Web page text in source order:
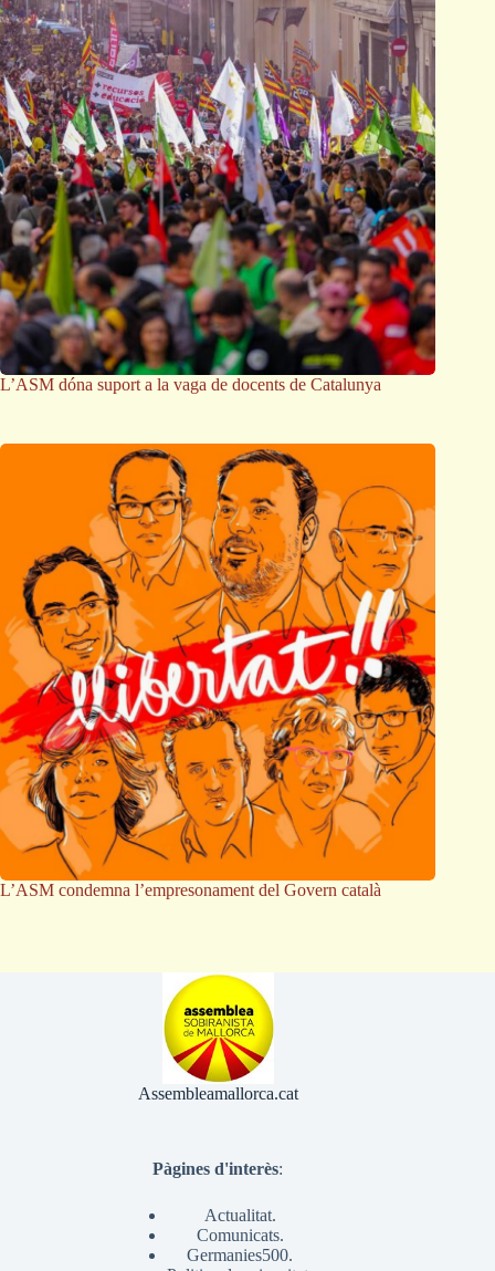
L’ASM dóna suport a la vaga de docents de Catalunya
L’ASM condemna l’empresonament del Govern català
Assembleamallorca.cat
Pàgines d'interès:
Actualitat.
Comunicats.
Germanies500.